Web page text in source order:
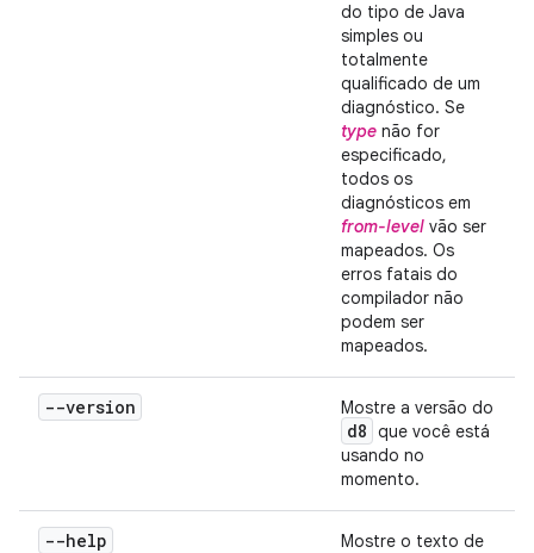
do tipo de Java
simples ou
totalmente
qualificado de um
diagnóstico. Se
type não for
especificado,
todos os
diagnósticos em
from-level vão ser
mapeados. Os
erros fatais do
compilador não
podem ser
mapeados.
--version Mostre a versão do
d8 que você está
usando no
momento.
--help
Mostre o texto de